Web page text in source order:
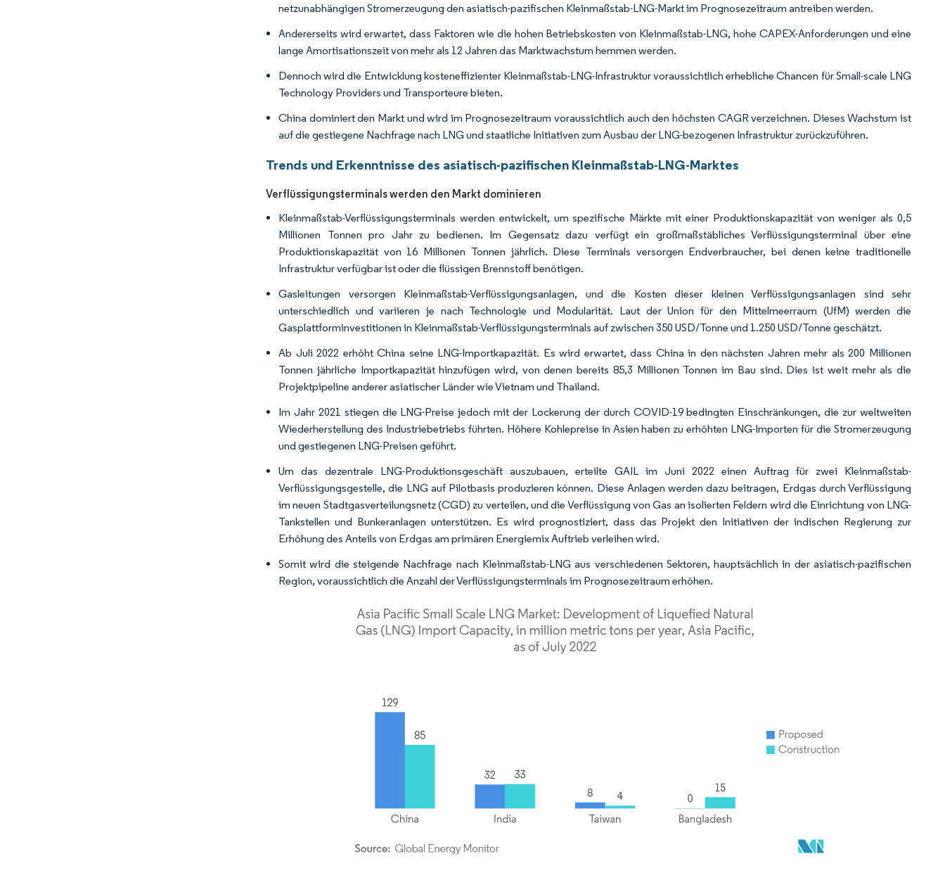
netzunabhängigen Stromerzeugung den asiatisch-pazifischen Kleinmaßstab-LNG-Markt im Prognosezeitraum antreiben werden.
Andererseits wird erwartet, dass Faktoren wie die hohen Betriebskosten von Kleinmaßstab-LNG, hohe CAPEX-Anforderungen und eine
lange Amortisationszeit von mehr als 12 Jahren das Marktwachstum hemmen werden.
Dennoch wird die Entwicklung kosteneffizienter Kleinmaßstab-LNG-Infrastruktur voraussichtlich erhebliche Chancen für Small-scale LNG
Technology Providers und Transporteure bieten.
China dominiert den Markt und wird im Prognosezeitraum voraussichtlich auch den höchsten CAGR verzeichnen. Dieses Wachstum ist
auf die gestiegene Nachfrage nach LNG und staatliche Initiativen zum Ausbau der LNG-bezogenen Infrastruktur zurückzuführen.
Trends und Erkenntnisse des asiatisch-pazifischen Kleinmaßstab-LNG-Marktes
Verflüssigungsterminals werden den Markt dominieren
Kleinmaßstab-Verflüssigungsterminals werden entwickelt, um spezifische Märkte mit einer Produktionskapazität von weniger als 0,5
Millionen Tonnen pro Jahr zu bedienen. Im Gegensatz dazu verfügt ein großmaßstäbliches Verflüssigungsterminal über eine
Produktionskapazität von 16 Millionen Tonnen jährlich. Diese Terminals versorgen Endverbraucher, bei denen keine traditionelle
Infrastruktur verfügbar ist oder die flüssigen Brennstoff benötigen.
Gasleitungen versorgen Kleinmaßstab-Verflüssigungsanlagen, und die Kosten dieser kleinen Verflüssigungsanlagen sind sehr
unterschiedlich und variieren je nach Technologie und Modularität. Laut der Union für den Mittelmeerraum (UfM) werden die
Gasplattforminvestitionen in Kleinmaßstab-Verflüssigungsterminals auf zwischen 350 USD/Tonne und 1.250 USD/Tonne geschätzt.
Ab Juli 2022 erhöht China seine LNG-Importkapazität. Es wird erwartet, dass China in den nächsten Jahren mehr als 200 Millionen
Tonnen jährliche Importkapazität hinzufügen wird, von denen bereits 85,3 Millionen Tonnen im Bau sind. Dies ist weit mehr als die
Projektpipeline anderer asiatischer Länder wie Vietnam und Thailand.
Im Jahr 2021 stiegen die LNG-Preise jedoch mit der Lockerung der durch COVID-19 bedingten Einschränkungen, die zur weltweiten
Wiederherstellung des Industriebetriebs führten. Höhere Kohlepreise in Asien haben zu erhöhten LNG-Importen für die Stromerzeugung
und gestiegenen LNG-Preisen geführt.
Um das dezentrale LNG-Produktionsgeschäft auszubauen, erteilte GAIL im Juni 2022 einen Auftrag für zwei Kleinmaßstab-
Verflüssigungsgestelle, die LNG auf Pilotbasis produzieren können. Diese Anlagen werden dazu beitragen, Erdgas durch Verflüssigung
im neuen Stadtgasverteilungsnetz (CGD) zu verteilen, und die Verflüssigung von Gas an isolierten Feldern wird die Einrichtung von LNG-
Tankstellen und Bunkeranlagen unterstützen. Es wird prognostiziert, dass das Projekt den Initiativen der indischen Regierung zur
Erhöhung des Anteils von Erdgas am primären Energiemix Auftrieb verleihen wird.
Somit wird die steigende Nachfrage nach Kleinmaßstab-LNG aus verschiedenen Sektoren, hauptsächlich in der asiatisch-pazifischen
Region, voraussichtlich die Anzahl der Verflüssigungsterminals im Prognosezeitraum erhöhen.